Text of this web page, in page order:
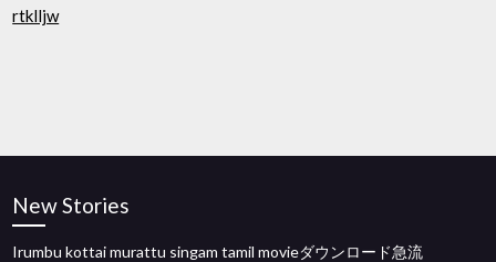
rtklljw
New Stories
Irumbu kottai murattu singam tamil movieダウンロード急流